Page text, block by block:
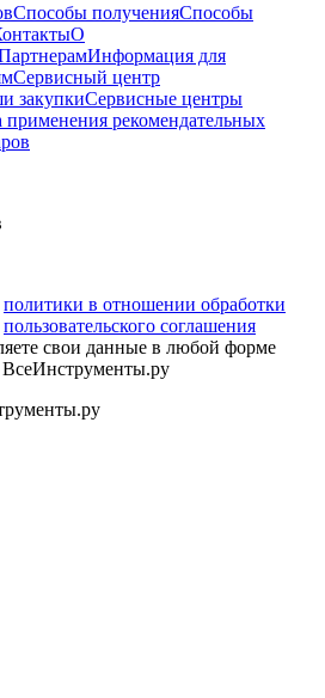
Способы полученияСпособы
О
Информация для
Сервисный центр
закупкиСервисные центры
применения рекомендательных
политики в отношении обработки
пользовательского соглашения
свои данные в любой форме
ВсеИнструменты.ру